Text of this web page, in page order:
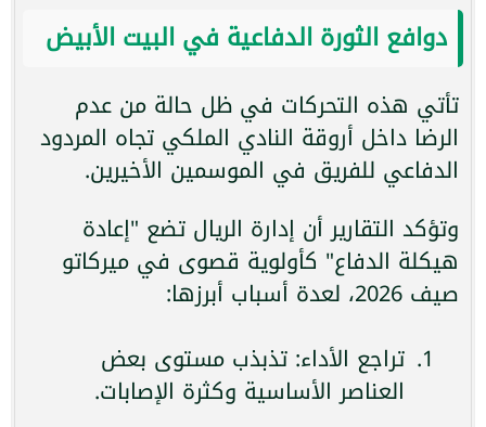
دوافع الثورة الدفاعية في البيت الأبيض
تأتي هذه التحركات في ظل حالة من عدم
الرضا داخل أروقة النادي الملكي تجاه المردود
الدفاعي للفريق في الموسمين الأخيرين.
وتؤكد التقارير أن إدارة الريال تضع "إعادة
هيكلة الدفاع" كأولوية قصوى في ميركاتو
صيف 2026، لعدة أسباب أبرزها:
تراجع الأداء: تذبذب مستوى بعض
العناصر الأساسية وكثرة الإصابات.